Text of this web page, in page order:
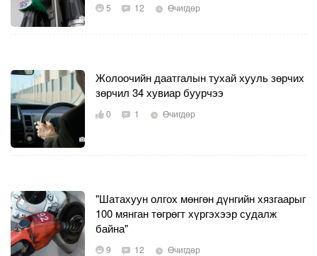
5 12 Өчигдөр
Жолоочийн даатгалын тухай хууль зөрчих
зөрчил 34 хувиар буурчээ
0 1 Өчигдөр
"Шатахуун олгох мөнгөн дүнгийн хязгаарыг
100 мянган төгрөгт хүргэхээр судалж
байна"
9 12 Өчигдөр